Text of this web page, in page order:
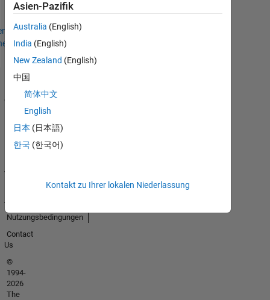
Earned
Asien-Pazifik
Australia (English)
India (English)
New Zealand (English)
中国
简体中文
English
日本 (日本語)
한국 (한국어)
Kontakt zu Ihrer lokalen Niederlassung
Center
Handelsmarken
Datenschutz-
Richtlinien
verhindern
Anwendungen
Nutzungsbedingungen
Contact
Us
©
1994-
2026
The